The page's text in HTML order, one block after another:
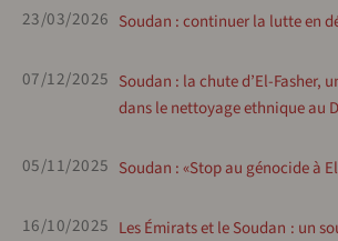
23/03/2026 Soudan : continuer la lutte en
07/12/2025 Soudan : la chute d’El-Fasher,
dans le nettoyage ethnique au
05/11/2025 Soudan : «Stop au génocide à
16/10/2025 Les Émirats et le Soudan : un